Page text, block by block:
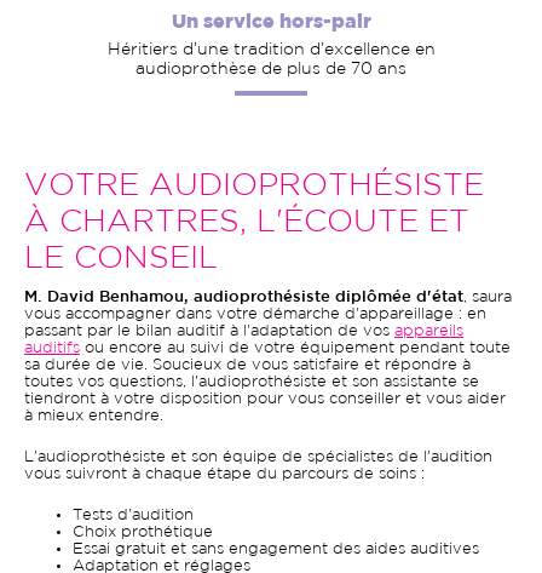
Un service hors-pair
Héritiers d’une tradition d’excellence en
audioprothèse de plus de 70 ans
VOTRE AUDIOPROTHÉSISTE
À CHARTRES, L'ÉCOUTE ET
LE CONSEIL
M. David Benhamou, audioprothésiste diplômée d'état, saura
vous accompagner dans votre démarche d'appareillage : en
passant par le bilan auditif à l'adaptation de vos appareils
auditifs ou encore au suivi de votre équipement pendant toute
sa durée de vie. Soucieux de vous satisfaire et répondre à
toutes vos questions, l'audioprothésiste et son assistante se
tiendront à votre disposition pour vous conseiller et vous aider
à mieux entendre.
L'audioprothésiste et son équipe de spécialistes de l'audition
vous suivront à chaque étape du parcours de soins :
Tests d'audition
Choix prothétique
Essai gratuit et sans engagement des aides auditives
Adaptation et réglages